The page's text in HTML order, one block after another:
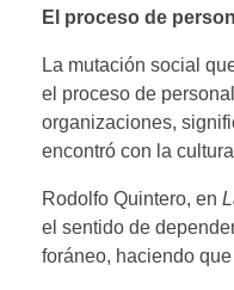
El proceso de
La mutación social
el proceso de
organizaciones,
encontró con la
Rodolfo Quintero, en
el sentido de
foráneo, haciendo